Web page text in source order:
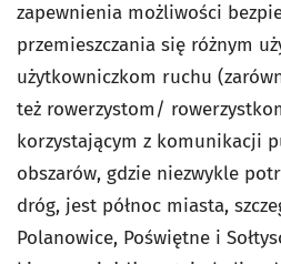
zapewnienia możliwości
przemieszczania się różnym
użytkowniczkom ruchu
też rowerzystom/
korzystającym z komunikacji
obszarów, gdzie niezwykle
dróg, jest północ miasta,
Polanowice, Poświętne i